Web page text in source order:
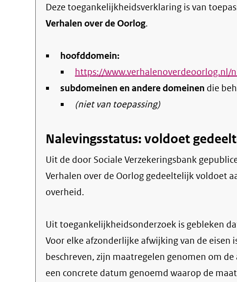
Deze toegankelijkheidsverklaring is van
Verhalen over de Oorlog.
hoofddomein:
https://www.verhalenoverdeoorlog.nl/
subdomeinen en andere domeinen die
(niet van toepassing)
Nalevingsstatus: voldoet
Uit de door Sociale Verzekeringsbank gepubliceerde informatie blijkt dat de website
Verhalen over de Oorlog gedeeltelijk voldoet
overheid.
Uit toegankelijkheidsonderzoek is gebleken
Voor elke afzonderlijke afwijking van de eisen
beschreven, zijn maatregelen genomen om
een concrete datum genoemd waarop de